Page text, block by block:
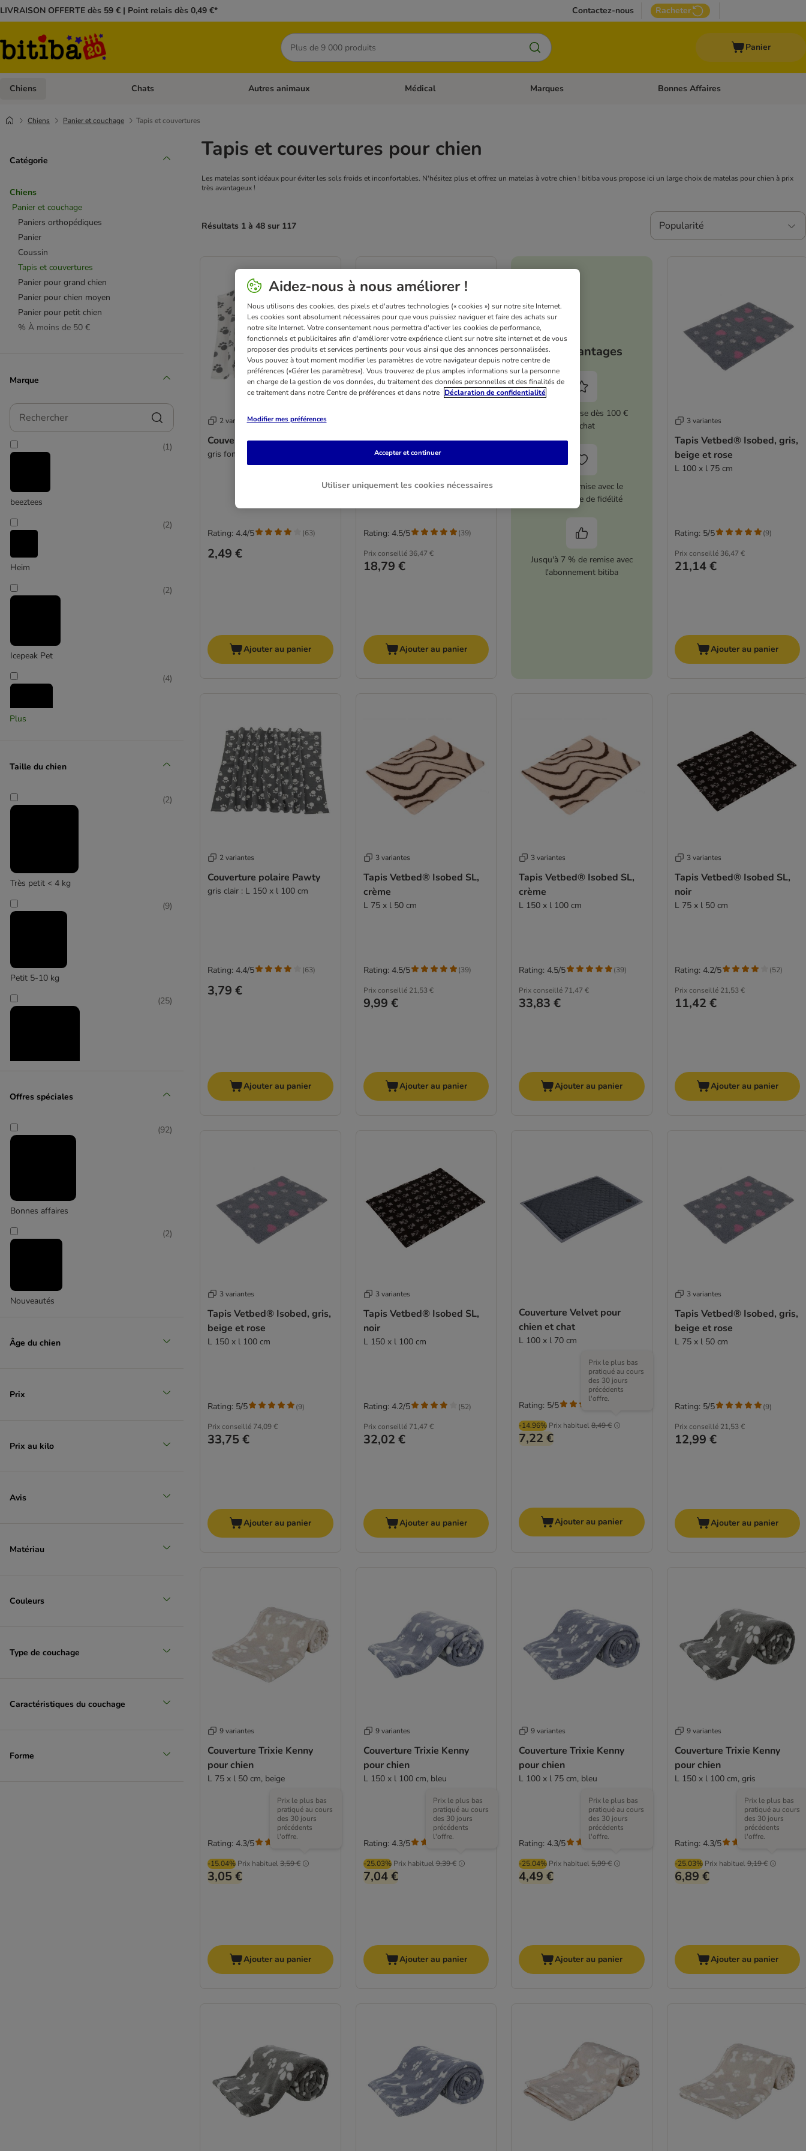
LIVRAISON OFFERTE dès 59 € | Point relais dès 0,49 €* Contactez-nous Racheter
Rechercher
Panier
Chiens Dérouler les catégories: Chiens
Chats Dérouler les catégories: Chats
Autres animaux Dérouler les catégories: Autres animaux
Médical Dérouler les catégories: Médical
Marques Dérouler les catégories: Marques
Bonnes Affaires
Chiens Panier et couchage Tapis et couvertures
Catégorie
Chiens
Panier et couchage
Paniers orthopédiques
Panier
Coussin
Tapis et couvertures
Panier pour grand chien
Panier pour chien moyen
Panier pour petit chien
% À moins de 50 €
Marque
Rechercher
beeztees
(1)
Heim
(2)
Icepeak Pet
(2)
(4)
Plus
Taille du chien
Très petit < 4 kg
(2)
Petit 5-10 kg
(9)
(25)
Très grand > 45 kg
Offres spéciales
Bonnes affaires
(92)
Nouveautés
(2)
Âge du chien
Prix
Prix au kilo
Avis
Matériau
Couleurs
Type de couchage
Caractéristiques du couchage
Forme
Tapis et couvertures pour chien
Les matelas sont idéaux pour éviter les sols froids et inconfortables. N'hésitez plus et offrez un matelas à votre chien ! bitiba vous propose ici un large choix de matelas pour chien à prix
très avantageux !
Résultats 1 à 48 sur 117 Popularité
2 variantes
Couverture polaire Pawty
gris foncé : L 100 x l 70 cm
2,49 €
Rating: 4.4/5 (63)
Ajouter au panier
Tapis Vetbed® Isobed SL,
crème
L 100 x l 75 cm
Prix conseillé 36,47 €
18,79 €
Rating: 4.5/5 (39)
Ajouter au panier
Vos avantages
5 % de remise dès 100 €
d'achat
12 € de remise avec le
programme de fidélité
Jusqu'à 7 % de remise avec
l'abonnement bitiba
3 variantes
Tapis Vetbed® Isobed, gris,
beige et rose
L 100 x l 75 cm
Prix conseillé 36,47 €
21,14 €
Rating: 5/5 (9)
Ajouter au panier
2 variantes
Couverture polaire Pawty
gris clair : L 150 x l 100 cm
3,79 €
Rating: 4.4/5 (63)
Ajouter au panier
3 variantes
Tapis Vetbed® Isobed SL,
crème
L 75 x l 50 cm
Prix conseillé 21,53 €
9,99 €
Rating: 4.5/5 (39)
Ajouter au panier
3 variantes
Tapis Vetbed® Isobed SL,
crème
L 150 x l 100 cm
Prix conseillé 71,47 €
33,83 €
Rating: 4.5/5 (39)
Ajouter au panier
3 variantes
Tapis Vetbed® Isobed SL,
noir
L 75 x l 50 cm
Prix conseillé 21,53 €
11,42 €
Rating: 4.2/5 (52)
Ajouter au panier
3 variantes
Tapis Vetbed® Isobed, gris,
beige et rose
L 150 x l 100 cm
Prix conseillé 74,09 €
33,75 €
Rating: 5/5 (9)
Ajouter au panier
3 variantes
Tapis Vetbed® Isobed SL,
noir
L 150 x l 100 cm
Prix conseillé 71,47 €
32,02 €
Rating: 4.2/5 (52)
Ajouter au panier
Couverture Velvet pour
chien et chat
L 100 x l 70 cm
-14.96% Prix habituel8,49 €
Prix le plus bas
pratiqué au cours
des 30 jours
précédents
l'offre.
7,22 €
Rating: 5/5
Ajouter au panier
3 variantes
Tapis Vetbed® Isobed, gris,
beige et rose
L 75 x l 50 cm
Prix conseillé 21,53 €
12,99 €
Rating: 5/5 (9)
Ajouter au panier
9 variantes
Couverture Trixie Kenny
pour chien
L 75 x l 50 cm, beige
-15.04% Prix habituel3,59 €
Prix le plus bas
pratiqué au cours
des 30 jours
précédents
l'offre.
3,05 €
Rating: 4.3/5
Ajouter au panier
9 variantes
Couverture Trixie Kenny
pour chien
L 150 x l 100 cm, bleu
-25.03% Prix habituel9,39 €
Prix le plus bas
pratiqué au cours
des 30 jours
précédents
l'offre.
7,04 €
Rating: 4.3/5
Ajouter au panier
9 variantes
Couverture Trixie Kenny
pour chien
L 100 x l 75 cm, bleu
-25.04% Prix habituel5,99 €
Prix le plus bas
pratiqué au cours
des 30 jours
précédents
l'offre.
4,49 €
Rating: 4.3/5
Ajouter au panier
9 variantes
Couverture Trixie Kenny
pour chien
L 150 x l 100 cm, gris
-25.03% Prix habituel9,19 €
Prix le plus bas
pratiqué au cours
des 30 jours
précédents
l'offre.
6,89 €
Rating: 4.3/5
Ajouter au panier
Aidez-nous à nous améliorer !
Nous utilisons des cookies, des pixels et d'autres technologies (« cookies ») sur notre site Internet.
Les cookies sont absolument nécessaires pour que vous puissiez naviguer et faire des achats sur
notre site Internet. Votre consentement nous permettra d'activer les cookies de performance,
fonctionnels et publicitaires afin d'améliorer votre expérience client sur notre site internet et de vous
proposer des produits et services pertinents pour vous ainsi que des annonces personnalisées.
Vous pouvez à tout moment modifier les paramètres de votre navigateur depuis notre centre de
préférences («Gérer les paramètres»). Vous trouverez de plus amples informations sur la personne
en charge de la gestion de vos données, du traitement des données personnelles et des finalités de
ce traitement dans notre Centre de préférences et dans notre Déclaration de confidentialité
Modifier mes préférences
Utiliser uniquement les cookies nécessaires
Accepter et continuer